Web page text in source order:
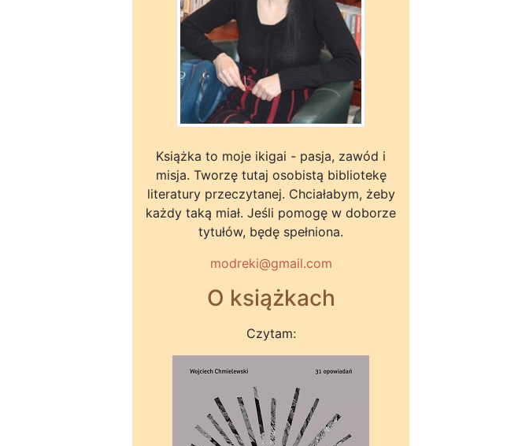
Książka to moje ikigai - pasja, zawód i
misja. Tworzę tutaj osobistą bibliotekę
literatury przeczytanej. Chciałabym, żeby
każdy taką miał. Jeśli pomogę w doborze
tytułów, będę spełniona.
modreki@gmail.com
O książkach
Czytam: